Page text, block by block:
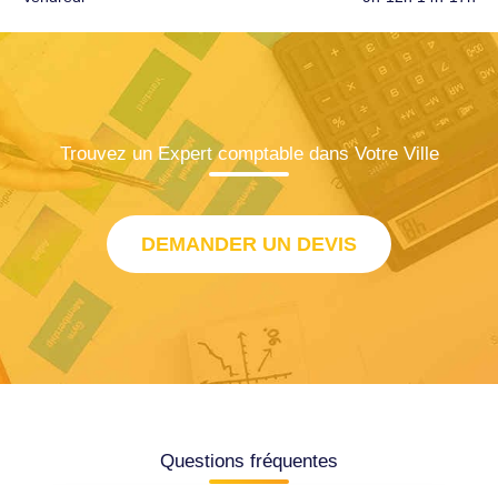
Trouvez un Expert comptable dans Votre Ville
DEMANDER UN DEVIS
Questions fréquentes